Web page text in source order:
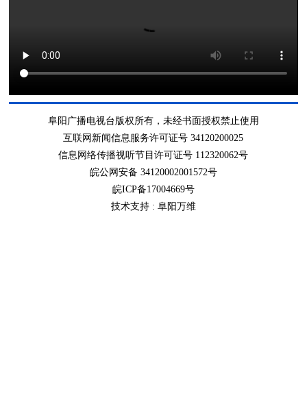
阜阳广播电视台版权所有，未经书面授权禁止使用
互联网新闻信息服务许可证号 34120200025
信息网络传播视听节目许可证号 112320062号
皖公网安备 34120002001572号
皖ICP备17004669号
技术支持 : 阜阳万维